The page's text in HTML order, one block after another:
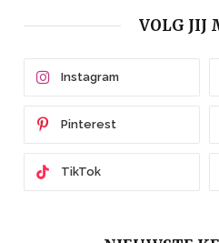
VOLG JIJ
Instagram
Pinterest
TikTok